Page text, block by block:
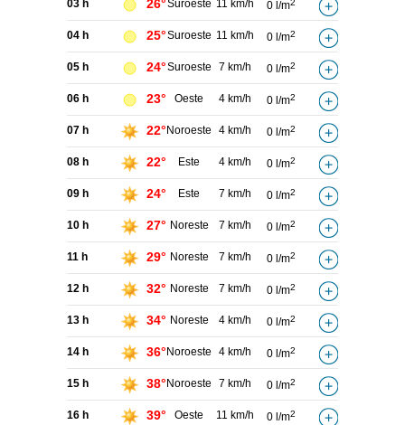
03 h 26°Suroeste 11 km/h 0 l/m2
04 h 25°Suroeste 11 km/h 0 l/m2
05 h 24°Suroeste 7 km/h 0 l/m2
06 h 23° Oeste 4 km/h 0 l/m2
07 h 22° Noroeste 4 km/h 0 l/m2
08 h 22° Este 4 km/h 0 l/m2
09 h 24° Este 7 km/h 0 l/m2
10 h 27° Noreste 7 km/h 0 l/m2
11 h 29° Noreste 7 km/h 0 l/m2
12 h 32° Noreste 7 km/h 0 l/m2
13 h 34° Noreste 4 km/h 0 l/m2
14 h 36° Noroeste 4 km/h 0 l/m2
15 h 38° Noroeste 7 km/h 0 l/m2
16 h 39° Oeste 11 km/h 0 l/m2